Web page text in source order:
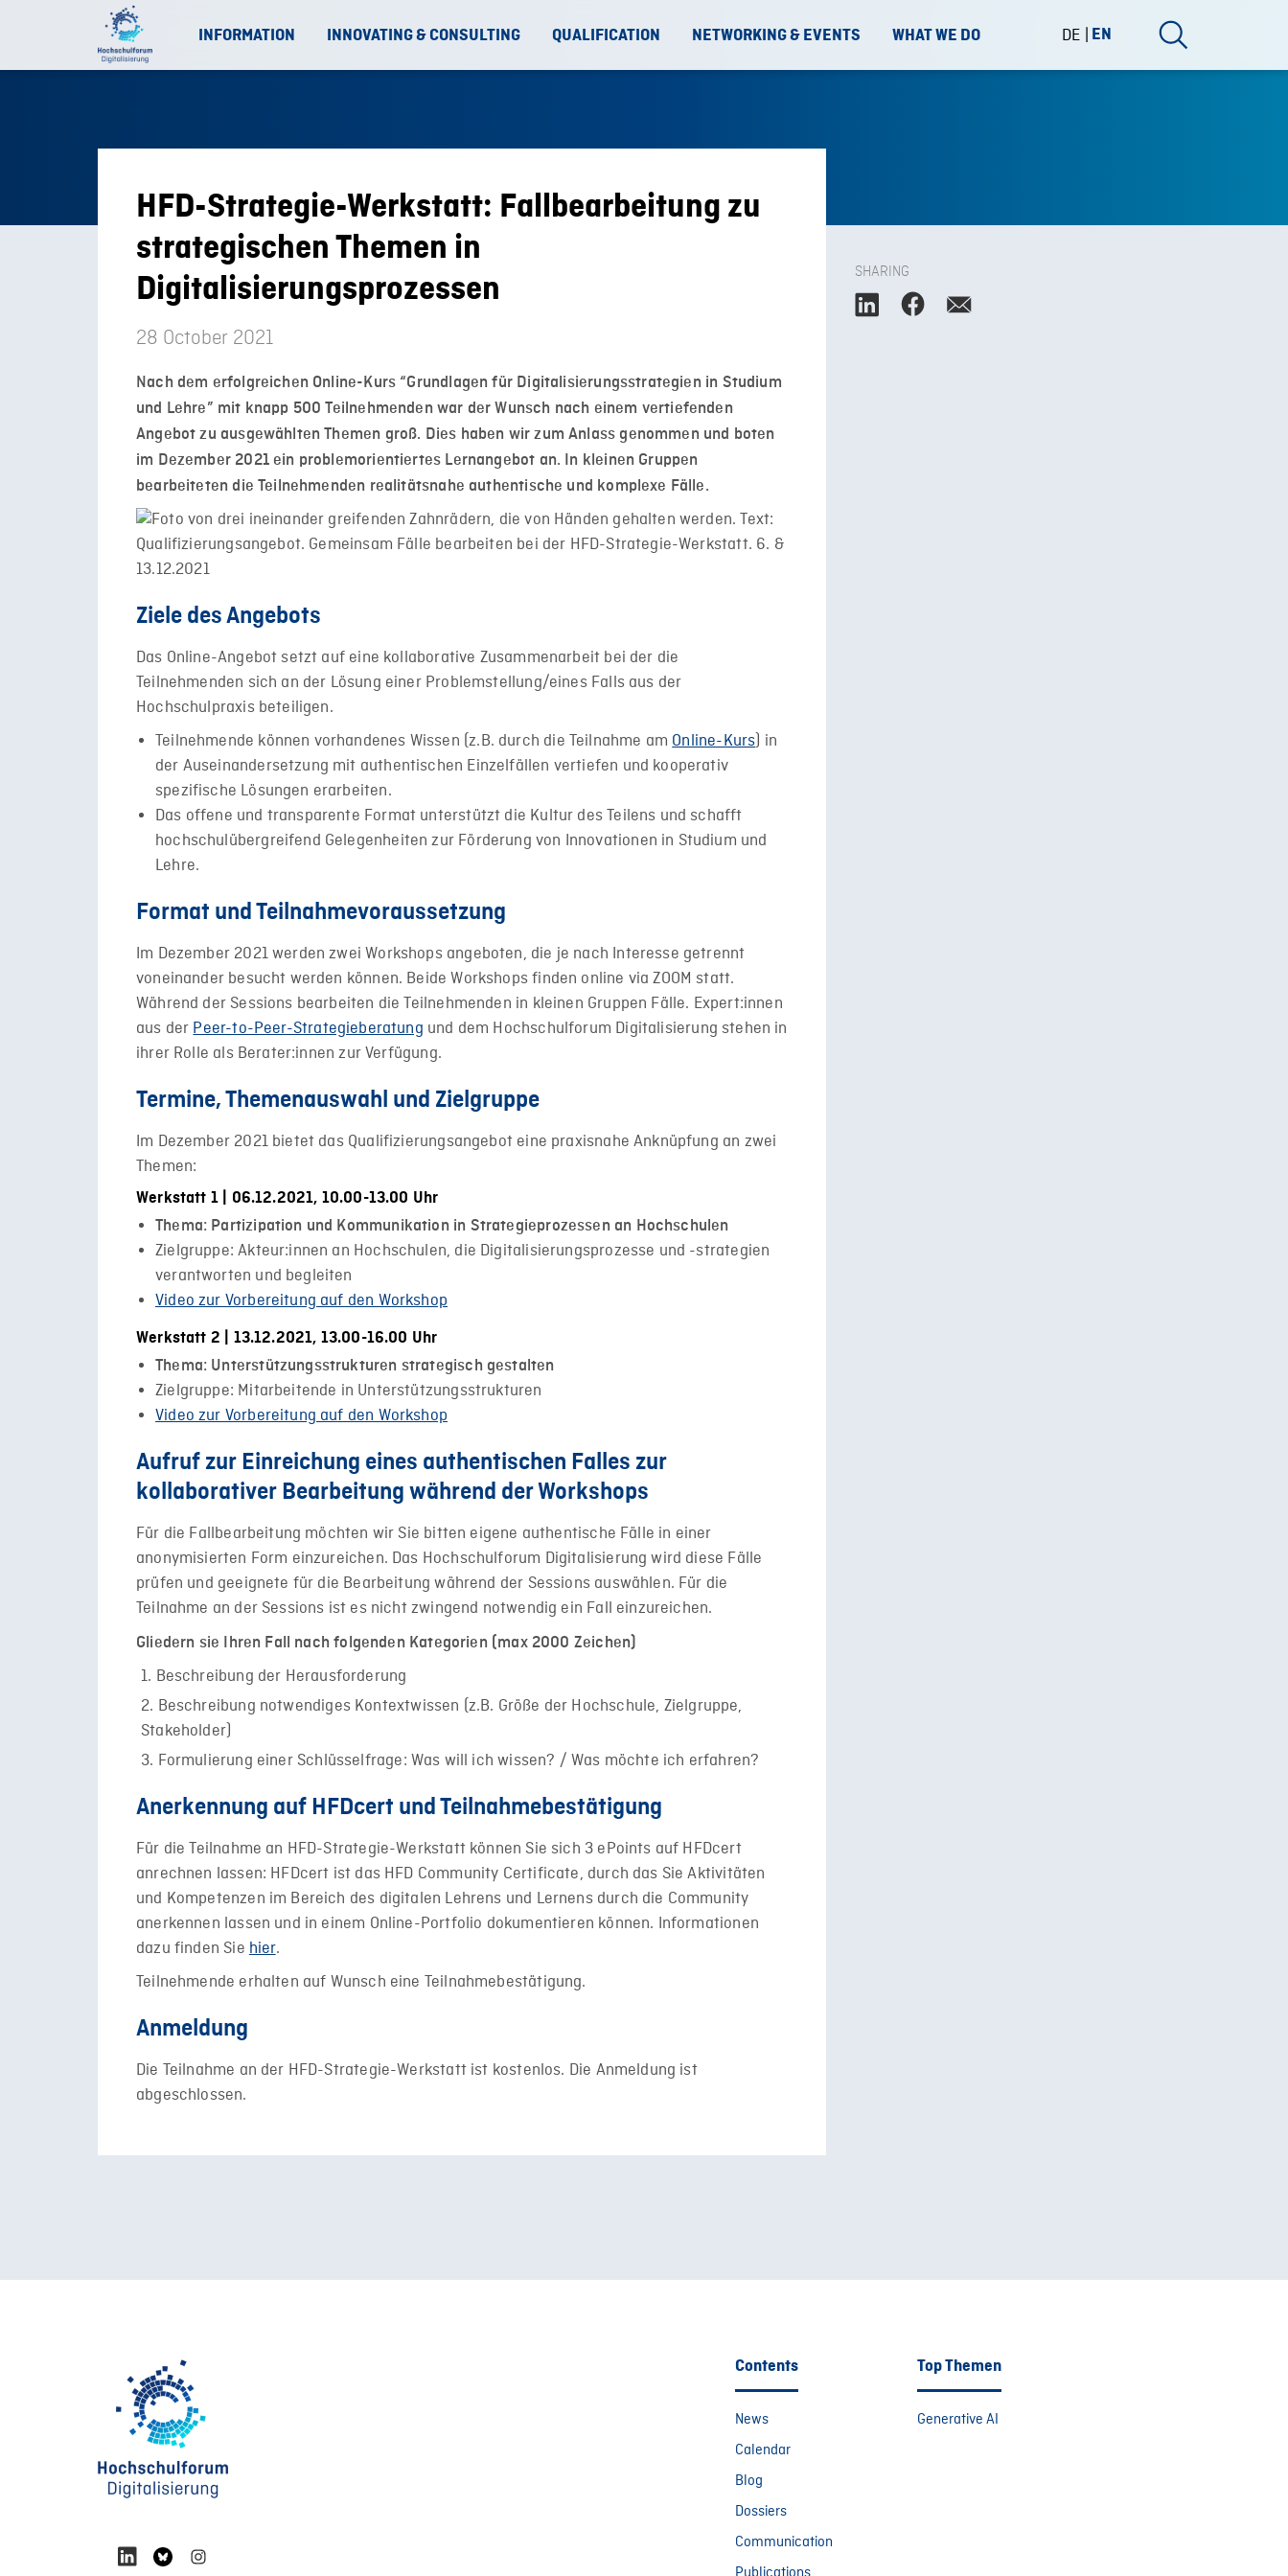
INFORMATION INNOVATING & CONSULTING QUALIFICATION NETWORKING & EVENTS WHAT WE DO DE EN
HFD-Strategie-Werkstatt: Fallbearbeitung zu
strategischen Themen in
Digitalisierungsprozessen
28 October 2021
Nach dem erfolgreichen Online-Kurs “Grundlagen für Digitalisierungsstrategien in Studium
und Lehre” mit knapp 500 Teilnehmenden war der Wunsch nach einem vertiefenden
Angebot zu ausgewählten Themen groß. Dies haben wir zum Anlass genommen und boten
im Dezember 2021 ein problemorientiertes Lernangebot an. In kleinen Gruppen
bearbeiteten die Teilnehmenden realitätsnahe authentische und komplexe Fälle.
Ziele des Angebots
Das Online-Angebot setzt auf eine kollaborative Zusammenarbeit bei der die
Teilnehmenden sich an der Lösung einer Problemstellung/eines Falls aus der
Hochschulpraxis beteiligen.
Teilnehmende können vorhandenes Wissen (z.B. durch die Teilnahme am Online-Kurs) in
der Auseinandersetzung mit authentischen Einzelfällen vertiefen und kooperativ
spezifische Lösungen erarbeiten.
Das offene und transparente Format unterstützt die Kultur des Teilens und schafft
hochschulübergreifend Gelegenheiten zur Förderung von Innovationen in Studium und
Lehre.
Format und Teilnahmevoraussetzung
Im Dezember 2021 werden zwei Workshops angeboten, die je nach Interesse getrennt
voneinander besucht werden können. Beide Workshops finden online via ZOOM statt.
Während der Sessions bearbeiten die Teilnehmenden in kleinen Gruppen Fälle. Expert:innen
aus der Peer-to-Peer-Strategieberatung und dem Hochschulforum Digitalisierung stehen in
ihrer Rolle als Berater:innen zur Verfügung.
Termine, Themenauswahl und Zielgruppe
Im Dezember 2021 bietet das Qualifizierungsangebot eine praxisnahe Anknüpfung an zwei
Themen:
Werkstatt 1 | 06.12.2021, 10.00-13.00 Uhr
Thema: Partizipation und Kommunikation in Strategieprozessen an Hochschulen
Zielgruppe: Akteur:innen an Hochschulen, die Digitalisierungsprozesse und -strategien
verantworten und begleiten
Video zur Vorbereitung auf den Workshop
Werkstatt 2 | 13.12.2021, 13.00-16.00 Uhr
Thema: Unterstützungsstrukturen strategisch gestalten
Zielgruppe: Mitarbeitende in Unterstützungsstrukturen
Video zur Vorbereitung auf den Workshop
Aufruf zur Einreichung eines authentischen Falles zur
kollaborativer Bearbeitung während der Workshops
Für die Fallbearbeitung möchten wir Sie bitten eigene authentische Fälle in einer
anonymisierten Form einzureichen. Das Hochschulforum Digitalisierung wird diese Fälle
prüfen und geeignete für die Bearbeitung während der Sessions auswählen. Für die
Teilnahme an der Sessions ist es nicht zwingend notwendig ein Fall einzureichen.
Gliedern sie Ihren Fall nach folgenden Kategorien (max 2000 Zeichen)
Beschreibung der Herausforderung
Beschreibung notwendiges Kontextwissen (z.B. Größe der Hochschule, Zielgruppe,
Stakeholder)
Formulierung einer Schlüsselfrage: Was will ich wissen? / Was möchte ich erfahren?
Anerkennung auf HFDcert und Teilnahmebestätigung
Für die Teilnahme an HFD-Strategie-Werkstatt können Sie sich 3 ePoints auf HFDcert
anrechnen lassen: HFDcert ist das HFD Community Certificate, durch das Sie Aktivitäten
und Kompetenzen im Bereich des digitalen Lehrens und Lernens durch die Community
anerkennen lassen und in einem Online-Portfolio dokumentieren können. Informationen
dazu finden Sie hier.
Teilnehmende erhalten auf Wunsch eine Teilnahmebestätigung.
Anmeldung
Die Teilnahme an der HFD-Strategie-Werkstatt ist kostenlos. Die Anmeldung ist
abgeschlossen.
SHARING
Contents
News
Calendar
Blog
Dossiers
Communication
Top Themen
Generative AI